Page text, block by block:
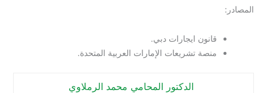
المصادر:
قانون ايجارات دبي.
منصة تشريعات الإمارات العربية المتحدة.
الدكتور المحامي محمد الرملاوي